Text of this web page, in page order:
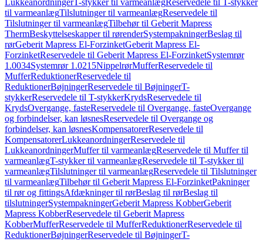
LukkeanordningerT-stykker til varmeanlægReservedele til T-stykker
til varmeanlægTilslutninger til varmeanlægReservedele til
Tilslutninger til varmeanlægTilbehør til Geberit Mapress
ThermBeskyttelseskapper til rørenderSystempakningerBeslag til
rørGeberit Mapress El-ForzinketGeberit Mapress El-
ForzinketReservedele til Geberit Mapress El-ForzinketSystemrør
1.0034Systemrør 1.0215NippelrørMufferReservedele til
MufferReduktionerReservedele til
ReduktionerBøjningerReservedele til BøjningerT-
stykkerReservedele til T-stykkerKrydsReservedele til
KrydsOvergange, fasteReservedele til Overgange, fasteOvergange
og forbindelser, kan løsnesReservedele til Overgange og
forbindelser, kan løsnesKompensatorerReservedele til
KompensatorerLukkeanordningerReservedele til
LukkeanordningerMuffer til varmeanlægReservedele til Muffer til
varmeanlægT-stykker til varmeanlægReservedele til T-stykker til
varmeanlægTilslutninger til varmeanlægReservedele til Tilslutninger
til varmeanlægTilbehør til Geberit Mapress El-ForzinketPakninger
til rør og fittingsAfdækninger til rørBeslag til rørBeslag til
tilslutningerSystempakningerGeberit Mapress KobberGeberit
Mapress KobberReservedele til Geberit Mapress
KobberMufferReservedele til MufferReduktionerReservedele til
ReduktionerBøjningerReservedele til BøjningerT-